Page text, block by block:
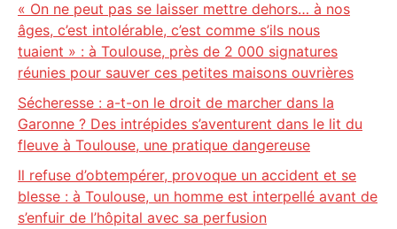
« On ne peut pas se laisser mettre dehors… à nos
âges, c’est intolérable, c’est comme s’ils nous
tuaient » : à Toulouse, près de 2 000 signatures
réunies pour sauver ces petites maisons ouvrières
Sécheresse : a-t-on le droit de marcher dans la
Garonne ? Des intrépides s’aventurent dans le lit du
fleuve à Toulouse, une pratique dangereuse
Il refuse d’obtempérer, provoque un accident et se
blesse : à Toulouse, un homme est interpellé avant de
s’enfuir de l’hôpital avec sa perfusion